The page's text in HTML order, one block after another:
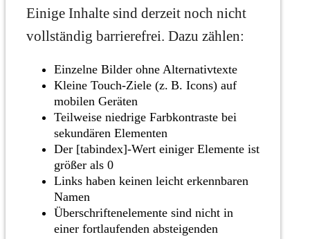
Einige Inhalte sind derzeit noch nicht
vollständig barrierefrei. Dazu zählen:
Einzelne Bilder ohne Alternativtexte
Kleine Touch-Ziele (z. B. Icons) auf
mobilen Geräten
Teilweise niedrige Farbkontraste bei
sekundären Elementen
Der [tabindex]-Wert einiger Elemente ist
größer als 0
Links haben keinen leicht erkennbaren
Namen
Überschriftenelemente sind nicht in
einer fortlaufenden absteigenden